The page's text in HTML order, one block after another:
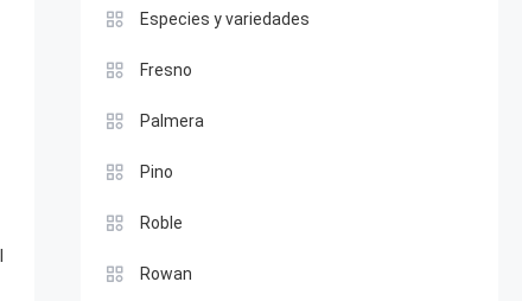
Especies y variedades
Fresno
Palmera
Pino
Roble
Rowan